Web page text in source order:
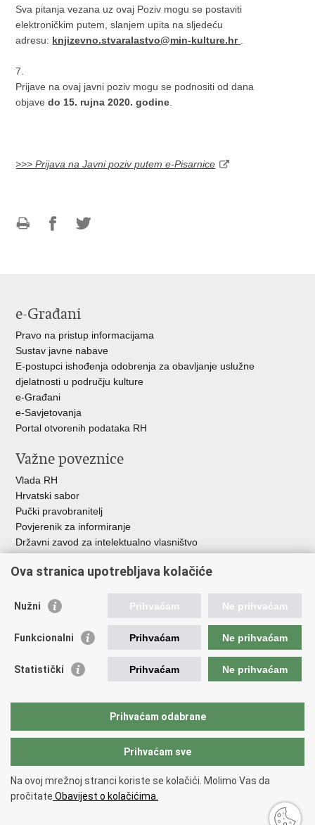
Sva pitanja vezana uz ovaj Poziv mogu se postaviti
elektroničkim putem, slanjem upita na sljedeću
adresu: knjizevno.stvaralastvo@min-kulture.hr
7.
Prijave na ovaj javni poziv mogu se podnositi od dana
objavedo 15. rujna 2020. godine
>>> Prijava na Javni poziv putem e-Pisarnice
e-Građani
Pravo na pristup informacijama
Sustav javne nabave
E-postupci ishođenja odobrenja za obavljanje uslužne
djelatnosti u području kulture
e-Građani
e-Savjetovanja
Portal otvorenih podataka RH
Važne poveznice
Vlada RH
Hrvatski sabor
Pučki pravobranitelj
Povjerenik za informiranje
Državni zavod za intelektualno vlasništvo
HAKOM
Ostale poveznice
Hrvatski audiovizualni centar
Creative Europe
EU National Institutes for Culture
Međunarodni centar za podvodnu arheologiju u Zadru (MCPA)
Copyright © 2026 Ministarstvo kulture i medija.
pristupačnosti.
Ova stranica upotrebljava kolačiće
Nužni Prihvaćam Ne prihvaćam
Funkcionalni Prihvaćam Ne prihvaćam
Statistički Prihvaćam Ne prihvaćam
Prihvaćam odabrane
Prihvaćam sve
Na ovoj mrežnoj stranci koriste se kolačići. Molimo Vas da
pročitate Obavijest o kolačićima.